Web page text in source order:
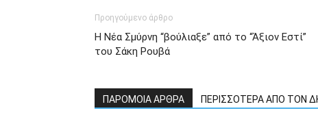
Προηγούμενο άρθρο
Η Νέα Σμύρνη “βούλιαξε” από το “Άξιον Εστί”
του Σάκη Ρουβά
ΠΑΡΟΜΟΙΑ ΑΡΘΡΑ ΠΕΡΙΣΣΟΤΕΡΑ ΑΠΟ ΤΟΝ